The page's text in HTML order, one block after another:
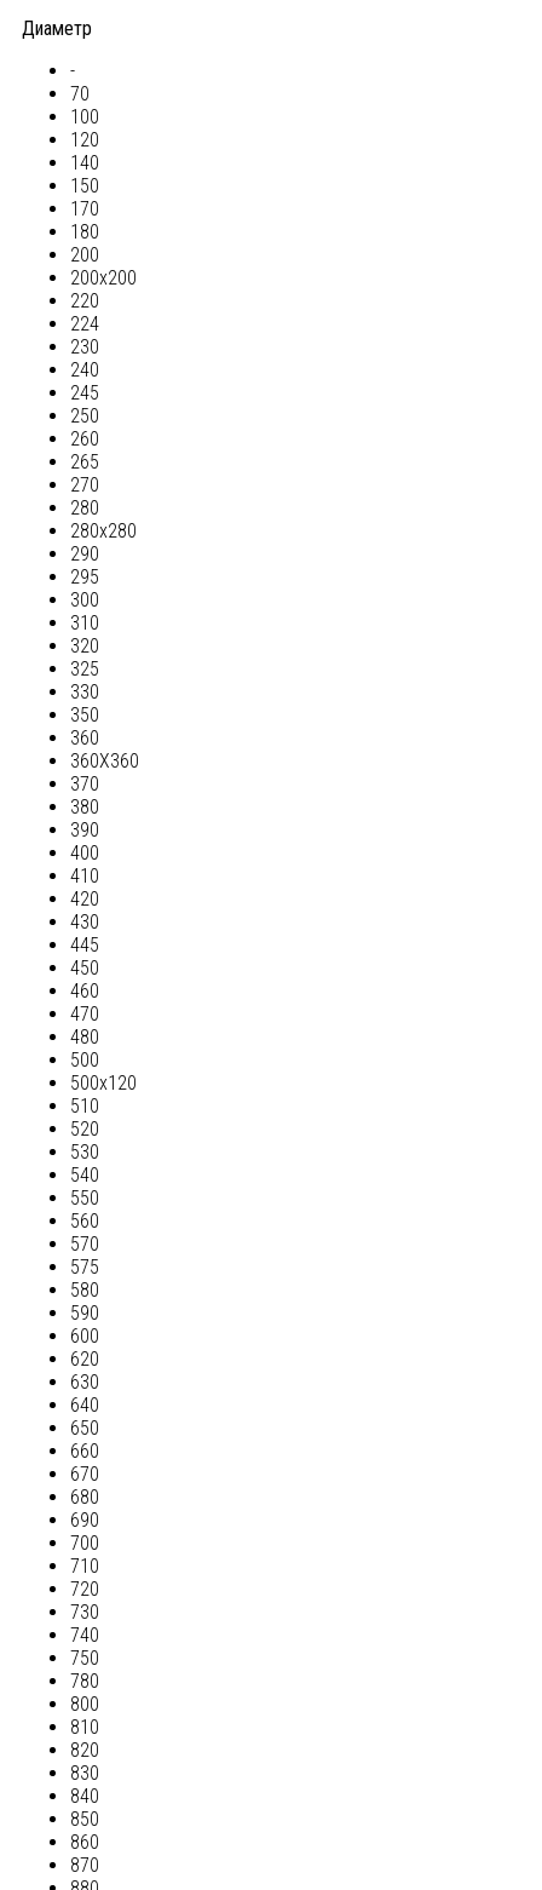
Диаметр
-
70
100
120
140
150
170
180
200
200х200
220
224
230
240
245
250
260
265
270
280
280х280
290
295
300
310
320
325
330
350
360
360Х360
370
380
390
400
410
420
430
445
450
460
470
480
500
500х120
510
520
530
540
550
560
570
575
580
590
600
620
630
640
650
660
670
680
690
700
710
720
730
740
750
780
800
810
820
830
840
850
860
870